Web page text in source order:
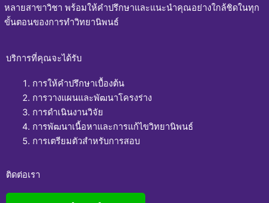
หลายสาขาวิชา พร้อมให้คำปรึกษาและแนะนำคุณอย่างใกล้ชิดในทุก
ขั้นตอนของการทำวิทยานิพนธ์
บริการที่คุณจะได้รับ
การให้คำปรึกษาเบื้องต้น
การวางแผนและพัฒนาโครงร่าง
การดำเนินงานวิจัย
การพัฒนาเนื้อหาและการแก้ไขวิทยานิพนธ์
การเตรียมตัวสำหรับการสอบ
ติดต่อเรา